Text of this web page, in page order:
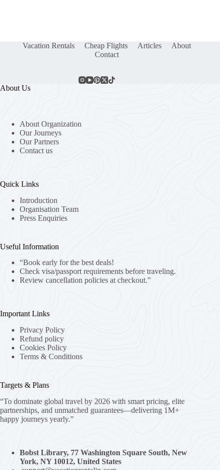
Vacation Rentals Cheap Flights Articles
About
Contact
About Us
About Organization
Our Journeys
Our Partners
Contact us
Quick Links
Introduction
Organisation Team
Press Enquiries
Useful Information
“Book early for the best deals!
Check visa/passport requirements before traveling.
Review cancellation policies at checkout.”
Important Links
Privacy Policy
Refund policy
Cookies Policy
Terms & Conditions
Targets & Plans
“To dominate global travel by 2026 with smart pricing, elite
partnerships, and unmatched guarantees—delivering 1M+
happy journeys yearly.”
Bobst Library, 77 Washington Square South, New
York, NY 10012, United States